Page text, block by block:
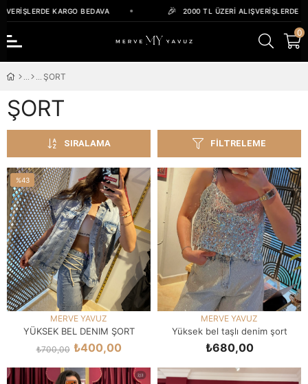
0
KARGO BEDAVA 2000 TL ÜZERI ALIŞVERIŞLERDE
ŞORT
ŞORT
FILTRELEME
SIRALAMA
%43
İndirim
%43İndirim
MERVE YAVUZ
YÜKSEK BEL DENIM ŞORT
₺400,00
₺700,00
SEPETE EKLE
MERVE YAVUZ
Yüksek bel taşlı denim şort
₺680,00
SEPETE EKLE